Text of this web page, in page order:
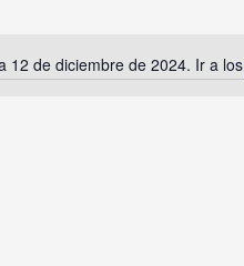
Aviso
12 de diciembre de 2024. Ir a los